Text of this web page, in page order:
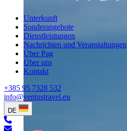
Unterkunft
Sonderangebote
Dienstleistungen
Nachrichten und Veranstaltungen
Über Pag
Über uns
Kontakt
+385 95 7328 532
info@ventustravel.eu
DE